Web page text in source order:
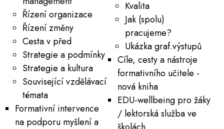
Řízení organizace
Řízení změny
Cesta v před
Strategie a podmínky
Strategie a kultura
Související vzdělávací
témata
Formativní intervence
na podporu myšlení a
Kvalita
Jak (spolu)
pracujeme?
Ukázka graf.výstupů
Cíle, cesty a nástroje
formativního učitele -
nová kniha
EDU-wellbeing pro žáky
/ lektorská služba ve